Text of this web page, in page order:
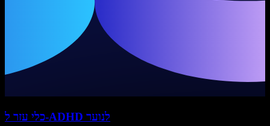
כלי עזר ל-ADHD לנוער